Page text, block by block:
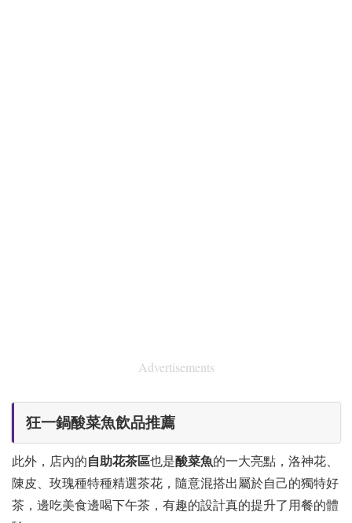
Advertisements
狂一鍋酸菜魚飲品推薦
此外，店內的自助花茶區也是酸菜魚的一大亮點，洛神花、
陳皮、玫瑰種特種精選茶花，隨意混搭出屬於自己的獨特好
茶，邊吃美食邊喝下午茶，有趣的設計真的提升了用餐的體